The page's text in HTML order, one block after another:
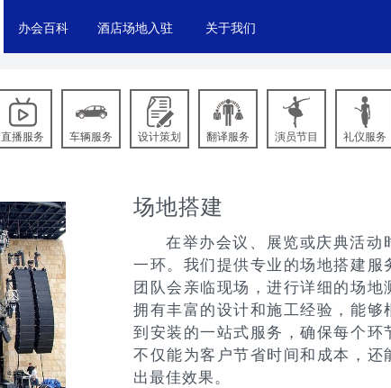
办会百科 酒店场地入驻 关于我们
直播服务 车辆服务 设计策划 翻译服务 演员节目 礼仪服务
场地搭建
在举办会议、展览或庆典活动
一环。我们提供专业的场地搭建
团队会亲临现场，进行详细的场
拥有丰富的设计和施工经验，能
到安装的一站式服务，确保每个
不仅能为客户节省时间和成本，
出最佳效果。